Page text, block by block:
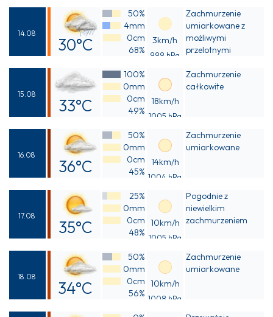
39°C
14.08
30°C
35°C
50%
4mm
0cm
68%
3km/h
999 hPa
Zachmurzenie
umiarkowane z
możliwymi
przelotnymi
15.08
33°C
35°C
100%
0mm
0cm
49%
18km/h
1005 hPa
Zachmurzenie
całkowite
16.08
36°C
39°C
50%
0mm
0cm
45%
14km/h
1004 hPa
Zachmurzenie
umiarkowane
17.08
35°C
40°C
25%
0mm
0cm
48%
10km/h
1005 hPa
Pogodnie z
niewielkim
zachmurzeniem
18.08
34°C
50%
0mm
0cm
56%
10km/h
1008 hPa
Zachmurzenie
umiarkowane